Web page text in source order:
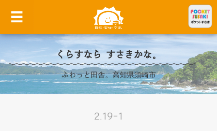
くらすなら すさきかな。
ふわっと田舎。高知県須崎市
2.19-1